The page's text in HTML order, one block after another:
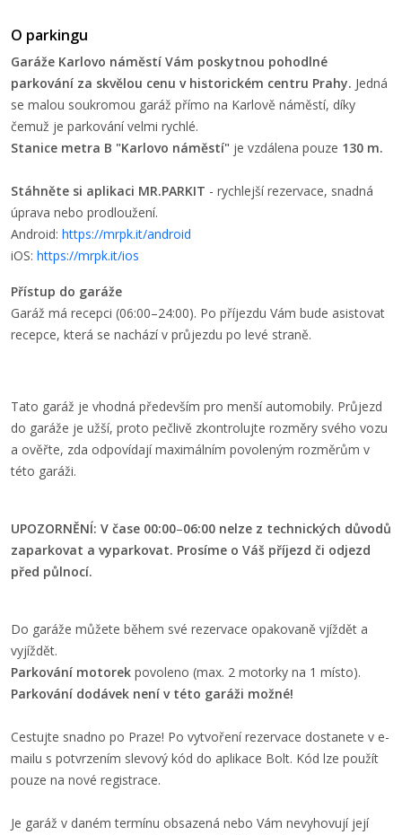
O parkingu
Garáže Karlovo náměstí Vám poskytnou pohodlné
parkování za skvělou cenu v historickém centru Prahy. Jedná
se malou soukromou garáž přímo na Karlově náměstí, díky
čemuž je parkování velmi rychlé.
Stanice metra B "Karlovo náměstí" je vzdálena pouze 130 m.
Stáhněte si aplikaci MR.PARKIT - rychlejší rezervace, snadná
úprava nebo prodloužení.
Android: https://mrpk.it/android
iOS: https://mrpk.it/ios
Přístup do garáže
Garáž má recepci (06:00–⁠24:00). Po příjezdu Vám bude asistovat
recepce, která se nachází v průjezdu po levé straně.
Tato garáž je vhodná především pro menší automobily. Průjezd
do garáže je užší, proto pečlivě zkontrolujte rozměry svého vozu
a ověřte, zda odpovídají maximálním povoleným rozměrům v
této garáži.
UPOZORNĚNÍ: V čase 00:00–⁠06:00 nelze z technických důvodů
zaparkovat a vyparkovat. Prosíme o Váš příjezd či odjezd
před půlnocí.
Do garáže můžete během své rezervace opakovaně vjíždět a
vyjíždět.
Parkování motorek povoleno (max. 2 motorky na 1 místo).
Parkování dodávek není v této garáži možné!
Cestujte snadno po Praze! Po vytvoření rezervace dostanete v e-
mailu s potvrzením slevový kód do aplikace Bolt. Kód lze použít
pouze na nové registrace.
Je garáž v daném termínu obsazená nebo Vám nevyhovují její